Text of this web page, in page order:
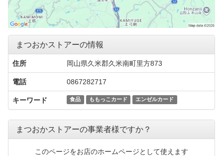
まつおかストアーの情報
住所 岡山県久米郡久米南町里方873
電話 0867282717
キーワード 食品 ももっこカード エンゼルカード
まつおかストアーの事業者様ですか？
このページをお店のホームページとして使えます